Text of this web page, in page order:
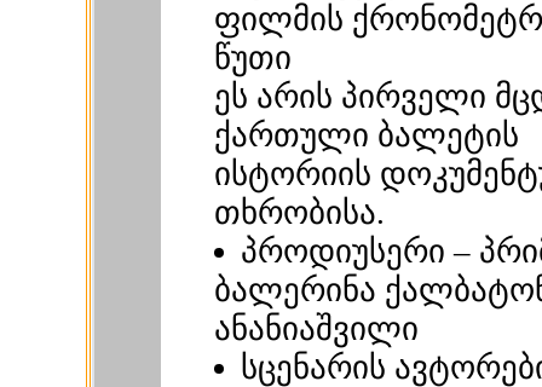
ფილმის
წუთი
ეს არის პირველი
ქართული ბალეტის
ისტორიის
თხრობისა.
პროდიუსერი –
ბალერინა
ანანიაშვილი
სცენარის